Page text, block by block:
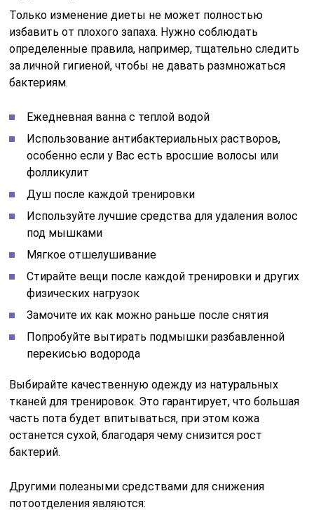
Только изменение диеты не может полностью
избавить от плохого запаха. Нужно соблюдать
определенные правила, например, тщательно следить
за личной гигиеной, чтобы не давать размножаться
бактериям.
Ежедневная ванна с теплой водой
Использование антибактериальных растворов,
особенно если у Вас есть вросшие волосы или
фолликулит
Душ после каждой тренировки
Используйте лучшие средства для удаления волос
под мышками
Мягкое отшелушивание
Стирайте вещи после каждой тренировки и других
физических нагрузок
Замочите их как можно раньше после снятия
Попробуйте вытирать подмышки разбавленной
перекисью водорода
Выбирайте качественную одежду из натуральных
тканей для тренировок. Это гарантирует, что большая
часть пота будет впитываться, при этом кожа
останется сухой, благодаря чему снизится рост
бактерий.
Другими полезными средствами для снижения
потоотделения являются: